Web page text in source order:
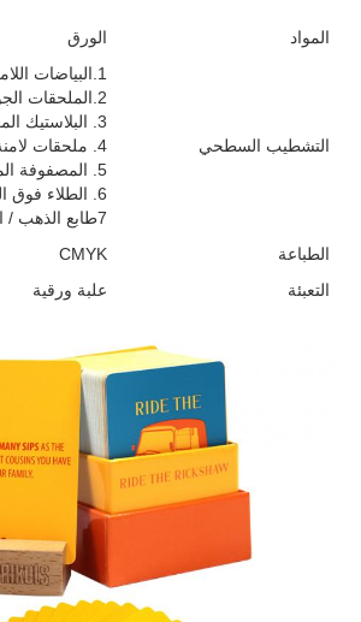
المواد الورق
التشطيب السطحي
1.البياضات اللامعة / النهاية الناعمة
2.الملحقات الجوية من الكتان
3. البلاستيك المغطى النهاية
4. ملحقات لامنة لامعة
5. المصفوفة المختلفة
6. الطلاء فوق البنفسجي (متلمع جداً)
7طابع الذهب / الفضة الحار
الطباعة
CMYK
التعبئة
علبة ورقية